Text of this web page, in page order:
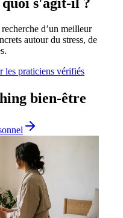
d’un meilleur
autour du stress, de
les praticiens vérifiés
bien-être